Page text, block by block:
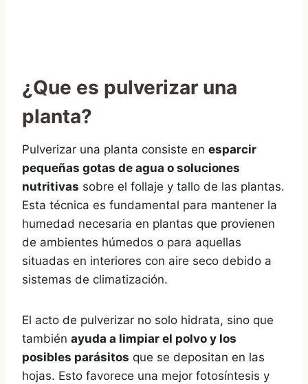
¿Que es pulverizar una
planta?
Pulverizar una planta consiste en esparcir
pequeñas gotas de agua o soluciones
nutritivas sobre el follaje y tallo de las plantas.
Esta técnica es fundamental para mantener la
humedad necesaria en plantas que provienen
de ambientes húmedos o para aquellas
situadas en interiores con aire seco debido a
sistemas de climatización.
El acto de pulverizar no solo hidrata, sino que
también ayuda a limpiar el polvo y los
posibles parásitos que se depositan en las
hojas. Esto favorece una mejor fotosíntesis y